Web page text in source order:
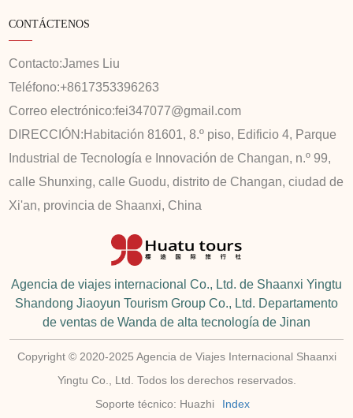
CONTÁCTENOS
Contacto:James Liu
Teléfono:+8617353396263
Correo electrónico:fei347077@gmail.com
DIRECCIÓN: Habitación 81601, 8.º piso, Edificio 4, Parque
Industrial de Tecnología e Innovación de Changan, n.º 99,
calle Shunxing, calle Guodu, distrito de Changan, ciudad de
Xi'an, provincia de Shaanxi, China
Agencia de viajes internacional Co., Ltd. de Shaanxi Yingtu
Shandong Jiaoyun Tourism Group Co., Ltd. Departamento
de ventas de Wanda de alta tecnología de Jinan
Copyright © 2020-2025 Agencia de Viajes Internacional Shaanxi
Yingtu Co., Ltd. Todos los derechos reservados.
Soporte técnico: Huazhi
Index